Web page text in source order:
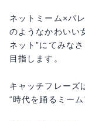
ネットミーム×パ
のようなかわいい
ネット”にてみな
目指します。
キャッチフレーズ
“時代を踊るミーム